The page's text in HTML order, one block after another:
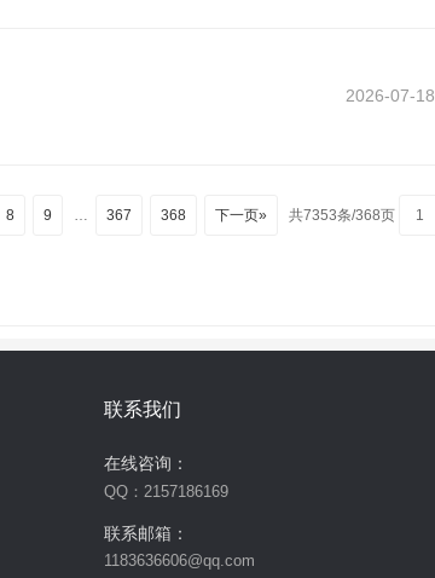
2026-07-18
8 9 … 367 368 下一页» 共7353条/368页
联系我们
在线咨询：
QQ：2157186169
联系邮箱：
1183636606@qq.com